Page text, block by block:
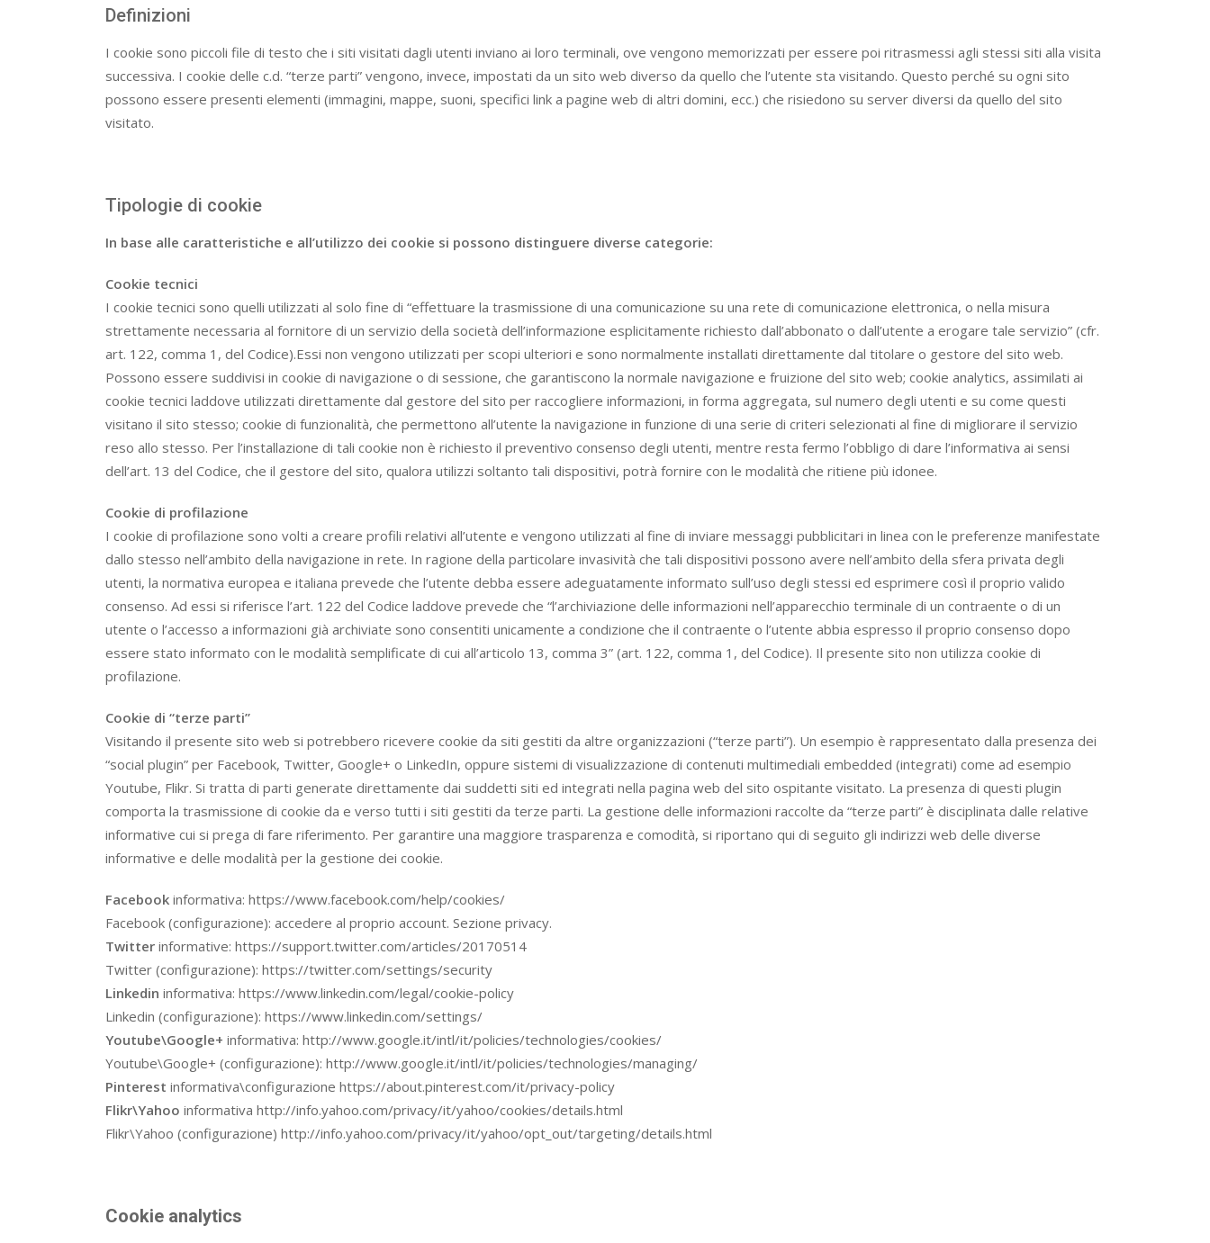
Definizioni
I cookie sono piccoli file di testo che i siti visitati dagli utenti inviano ai loro terminali, ove vengono memorizzati per essere poi ritrasmessi agli stessi siti alla visita
successiva. I cookie delle c.d. “terze parti” vengono, invece, impostati da un sito web diverso da quello che l’utente sta visitando. Questo perché su ogni sito
possono essere presenti elementi (immagini, mappe, suoni, specifici link a pagine web di altri domini, ecc.) che risiedono su server diversi da quello del sito
visitato.
Tipologie di cookie
In base alle caratteristiche e all’utilizzo dei cookie si possono distinguere diverse categorie:
Cookie tecnici
I cookie tecnici sono quelli utilizzati al solo fine di “effettuare la trasmissione di una comunicazione su una rete di comunicazione elettronica, o nella misura
strettamente necessaria al fornitore di un servizio della società dell’informazione esplicitamente richiesto dall’abbonato o dall’utente a erogare tale servizio” (cfr.
art. 122, comma 1, del Codice).Essi non vengono utilizzati per scopi ulteriori e sono normalmente installati direttamente dal titolare o gestore del sito web.
Possono essere suddivisi in cookie di navigazione o di sessione, che garantiscono la normale navigazione e fruizione del sito web; cookie analytics, assimilati ai
cookie tecnici laddove utilizzati direttamente dal gestore del sito per raccogliere informazioni, in forma aggregata, sul numero degli utenti e su come questi
visitano il sito stesso; cookie di funzionalità, che permettono all’utente la navigazione in funzione di una serie di criteri selezionati al fine di migliorare il servizio
reso allo stesso. Per l’installazione di tali cookie non è richiesto il preventivo consenso degli utenti, mentre resta fermo l’obbligo di dare l’informativa ai sensi
dell’art. 13 del Codice, che il gestore del sito, qualora utilizzi soltanto tali dispositivi, potrà fornire con le modalità che ritiene più idonee.
Cookie di profilazione
I cookie di profilazione sono volti a creare profili relativi all’utente e vengono utilizzati al fine di inviare messaggi pubblicitari in linea con le preferenze manifestate
dallo stesso nell’ambito della navigazione in rete. In ragione della particolare invasività che tali dispositivi possono avere nell’ambito della sfera privata degli
utenti, la normativa europea e italiana prevede che l’utente debba essere adeguatamente informato sull’uso degli stessi ed esprimere così il proprio valido
consenso. Ad essi si riferisce l’art. 122 del Codice laddove prevede che “l’archiviazione delle informazioni nell’apparecchio terminale di un contraente o di un
utente o l’accesso a informazioni già archiviate sono consentiti unicamente a condizione che il contraente o l’utente abbia espresso il proprio consenso dopo
essere stato informato con le modalità semplificate di cui all’articolo 13, comma 3” (art. 122, comma 1, del Codice). Il presente sito non utilizza cookie di
profilazione.
Cookie di “terze parti”
Visitando il presente sito web si potrebbero ricevere cookie da siti gestiti da altre organizzazioni (“terze parti”). Un esempio è rappresentato dalla presenza dei
“social plugin” per Facebook, Twitter, Google+ o LinkedIn, oppure sistemi di visualizzazione di contenuti multimediali embedded (integrati) come ad esempio
Youtube, Flikr. Si tratta di parti generate direttamente dai suddetti siti ed integrati nella pagina web del sito ospitante visitato. La presenza di questi plugin
comporta la trasmissione di cookie da e verso tutti i siti gestiti da terze parti. La gestione delle informazioni raccolte da “terze parti” è disciplinata dalle relative
informative cui si prega di fare riferimento. Per garantire una maggiore trasparenza e comodità, si riportano qui di seguito gli indirizzi web delle diverse
informative e delle modalità per la gestione dei cookie.
Facebook informativa: https://www.facebook.com/help/cookies/
Facebook (configurazione): accedere al proprio account. Sezione privacy.
Twitter informative: https://support.twitter.com/articles/20170514
Twitter (configurazione): https://twitter.com/settings/security
Linkedin informativa: https://www.linkedin.com/legal/cookie-policy
Linkedin (configurazione): https://www.linkedin.com/settings/
Youtube\Google+ informativa: http://www.google.it/intl/it/policies/technologies/cookies/
Youtube\Google+ (configurazione): http://www.google.it/intl/it/policies/technologies/managing/
Pinterest informativa\configurazione https://about.pinterest.com/it/privacy-policy
Flikr\Yahoo informativa http://info.yahoo.com/privacy/it/yahoo/cookies/details.html
Flikr\Yahoo (configurazione) http://info.yahoo.com/privacy/it/yahoo/opt_out/targeting/details.html
Cookie analytics